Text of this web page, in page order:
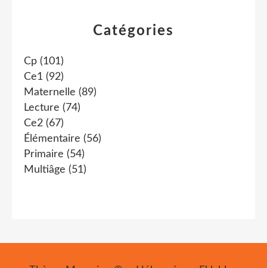
Catégories
Cp (101)
Ce1 (92)
Maternelle (89)
Lecture (74)
Ce2 (67)
Élémentaire (56)
Primaire (54)
Multiâge (51)